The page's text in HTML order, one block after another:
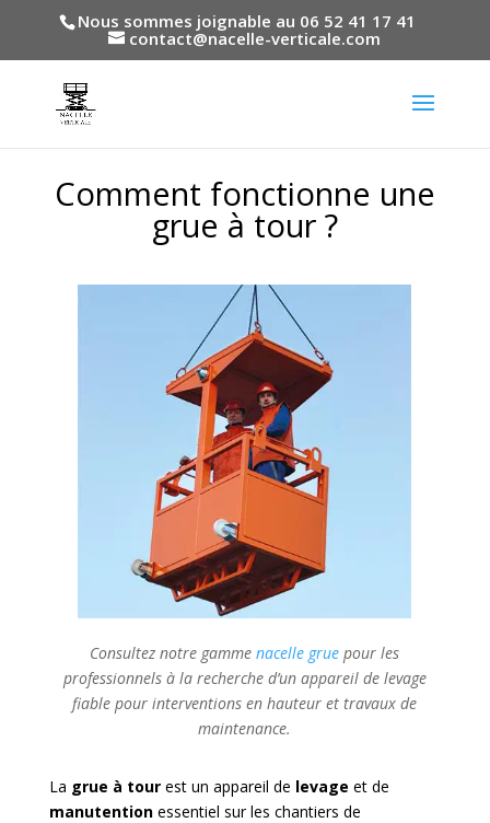
Nous sommes joignable au 06 52 41 17 41
contact@nacelle-verticale.com
Comment fonctionne une
grue à tour ?
Consultez notre gammenacelle grue pour les
professionnels à la recherche d’un appareil de levage
fiable pour interventions en hauteur et travaux de
maintenance.
La grue à tourest un appareil de levage et de
manutentionessentiel sur les chantiers de